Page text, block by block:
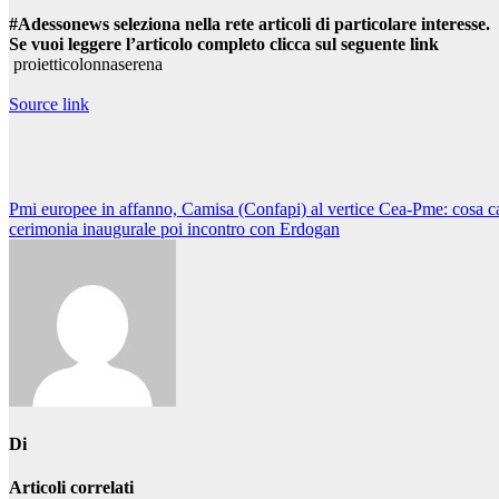
#Adessonews seleziona nella rete articoli di particolare interesse.
Se vuoi leggere l’articolo completo clicca sul seguente link
proietticolonnaserena
Source link
Navigazione
articoli
Pmi europee in affanno, Camisa (Confapi) al vertice Cea-Pme: cosa
cerimonia inaugurale poi incontro con Erdogan
Di
Articoli correlati